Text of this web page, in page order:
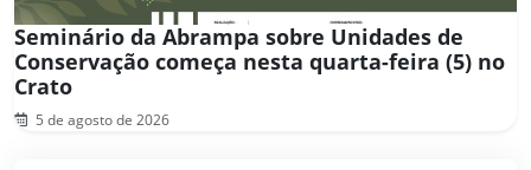
Seminário da Abrampa sobre Unidades de
Conservação começa nesta quarta-feira (5) no
Crato
5 de agosto de 2026